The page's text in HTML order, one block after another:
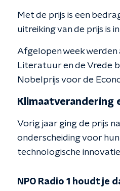
Met de prijs is een
uitreiking van de prijs is
Afgelopen week werden
Literatuur en de Vrede
Nobelprijs voor de
Klimaatverandering
Vorig jaar ging de prijs
onderscheiding voor
technologische
NPO Radio 1 houdt je